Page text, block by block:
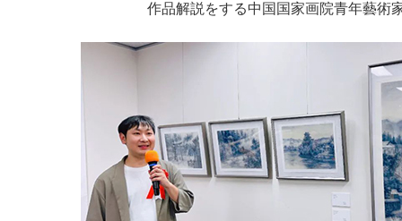
作品解説をする中国国家画院青年藝術